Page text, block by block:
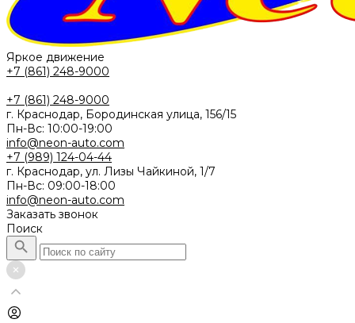
Яркое движение
+7 (861) 248-9000
+7 (861) 248-9000
г. Краснодар, Бородинская улица, 156/15
Пн-Вс: 10:00-19:00
info@neon-auto.com
+7 (989) 124-04-44
г. Краснодар, ул. Лизы Чайкиной, 1/7
Пн-Вс: 09:00-18:00
info@neon-auto.com
Заказать звонок
Поиск